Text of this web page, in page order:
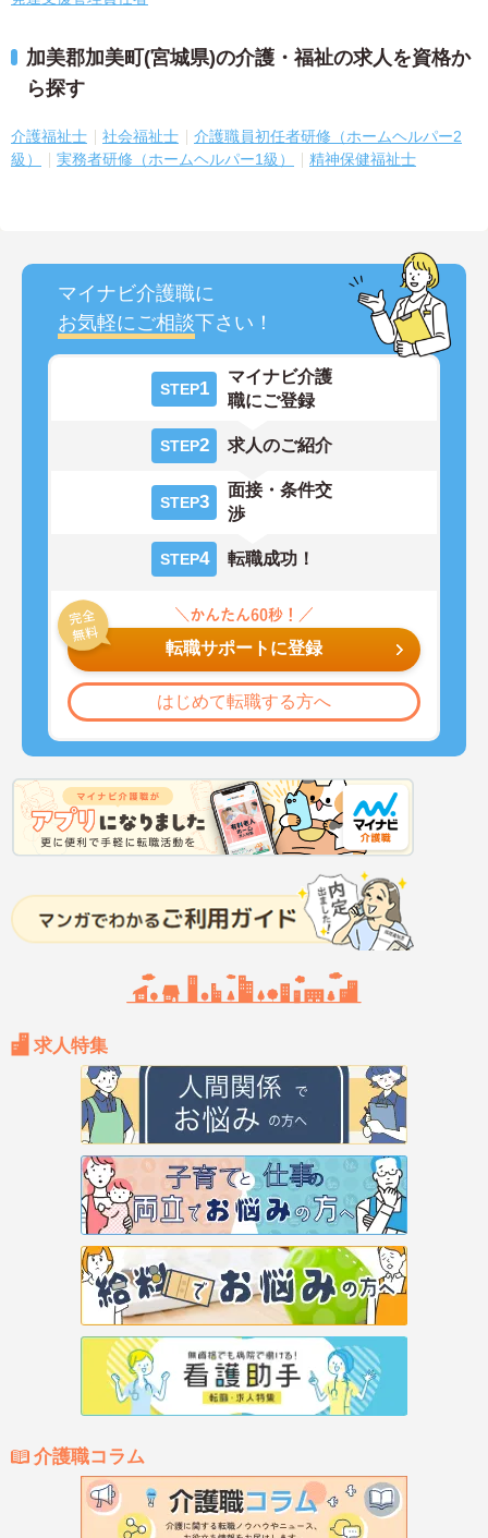
加美郡加美町(宮城県)の介護・福祉の求人を資格か
ら探す
介護福祉士 社会福祉士
介護職員初任者研修（ホームヘルパー2
級）
実務者研修（ホームヘルパー1級） 精神保健福祉士
マイナビ介護職に
お気軽にご相談下さい！
STEP1
マイナビ介護
職にご登録
STEP2 求人のご紹介
STEP3
面接・条件交
渉
STEP4 転職成功！
転職サポートに登録
はじめて転職する方へ
求人特集
介護職コラム